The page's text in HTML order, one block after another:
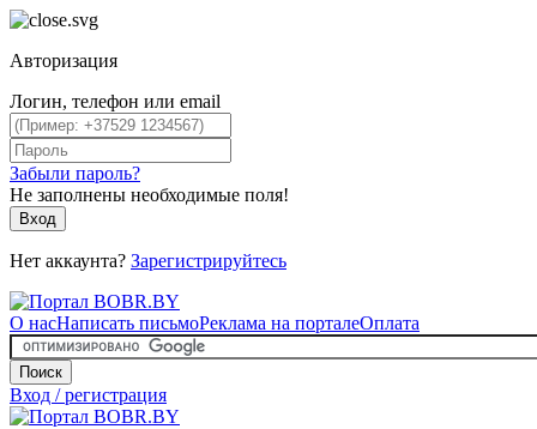
Авторизация
Логин, телефон или email
Забыли пароль?
Не заполнены необходимые поля!
Вход
Нет аккаунта? Зарегистрируйтесь
О насНаписать письмоРеклама на порталеОплата
Поиск
Вход / регистрация